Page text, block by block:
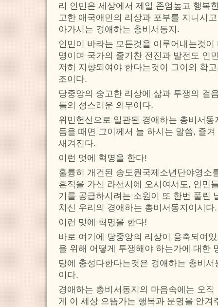
리 인민은 세상에서 제일 존엄높고 행복
고한 애국애민의 리상과 포부를 지니시
아가시는 경애하는 총비서동지.
인민이 바라는 모든것을 이루어내는것
명이며 국가의 줄기찬 전진과 발전도 인
저히 지향되여야 한다는것이 그이의 확
조이다.
당중앙의 숭고한 리상에 삶과 투쟁의 걸
들의 성스러운 의무이다.
위민헌신으로 일관된 경애하는 총비서
듬을 때면 그이께서 늘 하시는 말씀, 즐
새겨진다.
이런 멋에 혁명을 한다!
훌륭히 개건된 송도원국제소년단야영소
흔적을 가신 라선시에 오시여서도, 인민
기를 공급하시려는 소원이 또 한번 풀린
치신 우리의 경애하는 총비서동지이시다.
이런 멋에 혁명을 한다!
바로 여기에 당중앙의 리상이 응축되여
을 위해 어떻게 투쟁해야 하는가에 대한
당에 충성다한다는것은 경애하는 총비
이다.
경애하는 총비서동지의 마음속에는 오
게 이 세상 으뜸가는 행복과 문명을 안겨